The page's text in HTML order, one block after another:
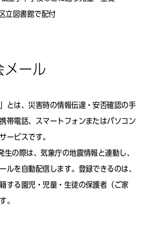
立図書館で配付
メール
とは、災害時の情報伝達・安否確認の手
帯電話、スマートフォンまたはパソコン
ービスです。
の際は、気象庁の地震情報と連動し、
ルを自動配信します。登録できるのは、
する園児・児童・生徒の保護者（ご家
。